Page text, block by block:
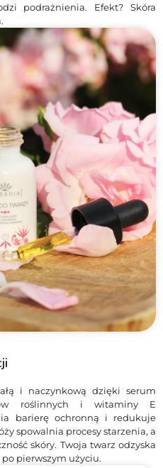
podrażnienia. Efekt? Skóra
i naczynkową dzięki serum
roślinnych i witaminy E
barierę ochronną i redukuje
spowalnia procesy starzenia, a
skóry. Twoja twarz odzyska
po pierwszym użyciu.